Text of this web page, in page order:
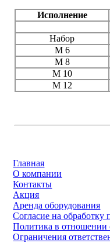
Исполнение
Набор
M 6
M 8
M 10
M 12
Главная
О компании
Контакты
Акция
Аренда оборудования
Согласие на
Политика в отношении
Ограничения